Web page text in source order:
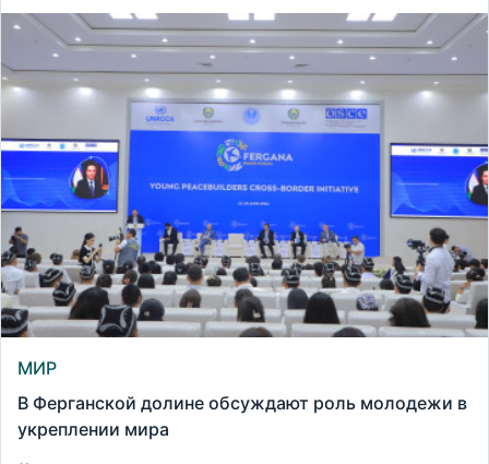
МИР
В Ферганской долине обсуждают роль молодежи в
укреплении мира